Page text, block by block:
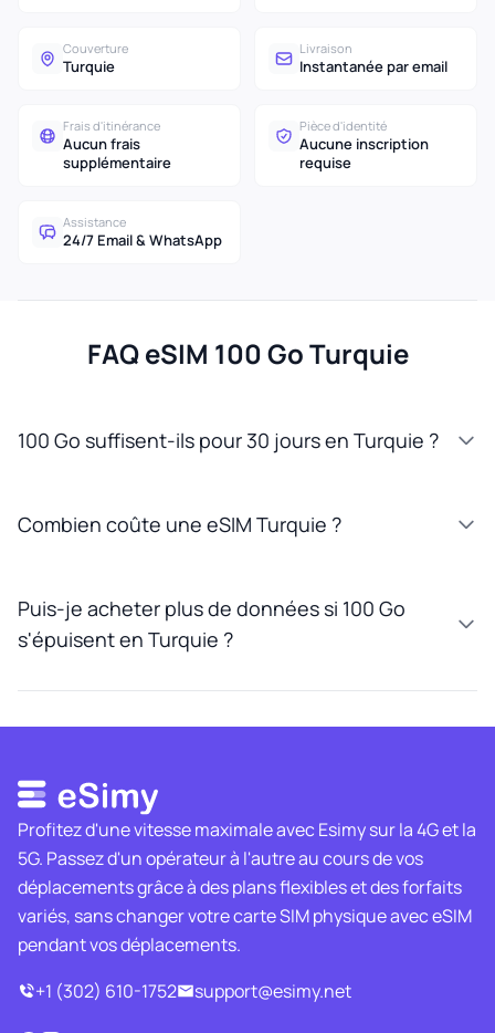
Couverture
Turquie
Livraison
Instantanée par email
Frais d'itinérance
Aucun frais
supplémentaire
Pièce d'identité
Aucune inscription
requise
Assistance
24/7 Email & WhatsApp
FAQ eSIM 100 Go Turquie
100 Go suffisent-ils pour 30 jours en Turquie ?
Combien coûte une eSIM Turquie ?
Puis-je acheter plus de données si 100 Go
s'épuisent en Turquie ?
Profitez d'une vitesse maximale avec Esimy sur la 4G et la
5G. Passez d'un opérateur à l'autre au cours de vos
déplacements grâce à des plans flexibles et des forfaits
variés, sans changer votre carte SIM physique avec eSIM
pendant vos déplacements.
+1 (302) 610-1752
support@esimy.net